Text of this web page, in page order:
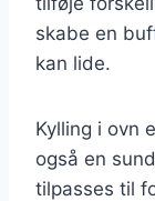
skabe en
kan lide.
Kylling i ovn
også en
tilpasses til